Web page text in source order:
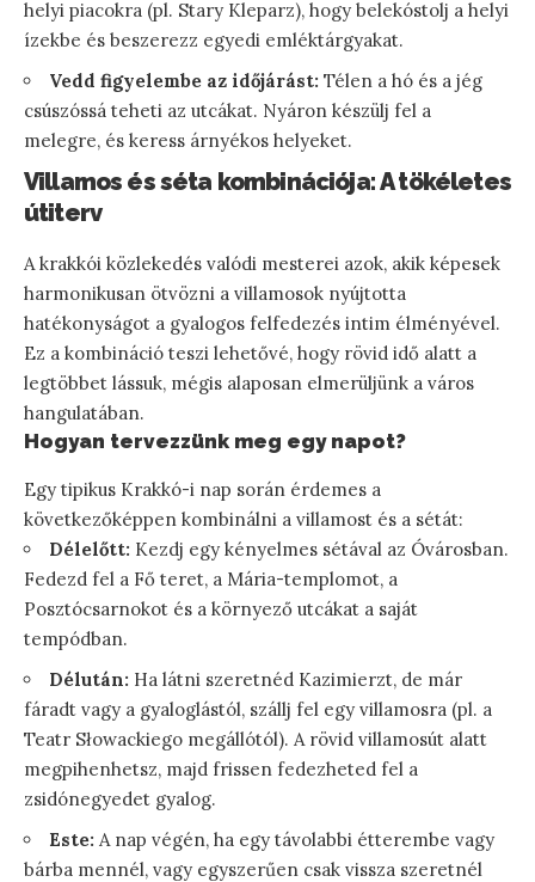
helyi piacokra (pl. Stary Kleparz), hogy belekóstolj a helyi
ízekbe és beszerezz egyedi emléktárgyakat.
Vedd figyelembe az időjárást: Télen a hó és a jég
csúszóssá teheti az utcákat. Nyáron készülj fel a
melegre, és keress árnyékos helyeket.
Villamos és séta kombinációja: A tökéletes
útiterv
A krakkói közlekedés valódi mesterei azok, akik képesek
harmonikusan ötvözni a villamosok nyújtotta
hatékonyságot a gyalogos felfedezés intim élményével.
Ez a kombináció teszi lehetővé, hogy rövid idő alatt a
legtöbbet lássuk, mégis alaposan elmerüljünk a város
hangulatában.
Hogyan tervezzünk meg egy napot?
Egy tipikus Krakkó-i nap során érdemes a
következőképpen kombinálni a villamost és a sétát:
Délelőtt: Kezdj egy kényelmes sétával az Óvárosban.
Fedezd fel a Fő teret, a Mária-templomot, a
Posztócsarnokot és a környező utcákat a saját
tempódban.
Délután: Ha látni szeretnéd Kazimierzt, de már
fáradt vagy a gyaloglástól, szállj fel egy villamosra (pl. a
Teatr Słowackiego megállótól). A rövid villamosút alatt
megpihenhetsz, majd frissen fedezheted fel a
zsidónegyedet gyalog.
Este: A nap végén, ha egy távolabbi étterembe vagy
bárba mennél, vagy egyszerűen csak vissza szeretnél